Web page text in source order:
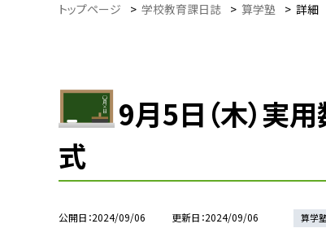
トップページ > 学校教育課日誌 > 算学塾 > 詳細
9月5日（木）実
式
公開日 2024/09/06 更新日 2024/09/06 算学